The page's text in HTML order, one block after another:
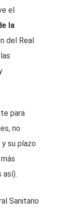
el
la
del Real
para
no
su plazo
así).
Sanitario